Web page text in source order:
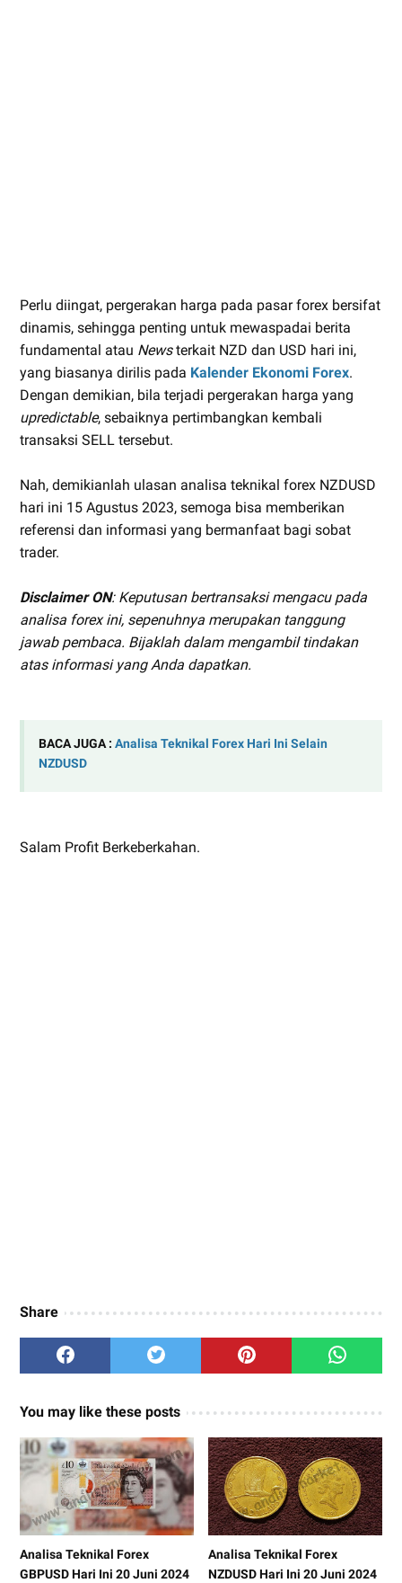
Perlu diingat, pergerakan harga pada pasar forex bersifat
dinamis, sehingga penting untuk mewaspadai berita
fundamental atau Newsterkait NZD dan USD hari ini,
yang biasanya dirilis pada Kalender Ekonomi Forex.
Dengan demikian, bila terjadi pergerakan harga yang
upredictable, sebaiknya pertimbangkan kembali
transaksi SELL tersebut.
Nah, demikianlah ulasan analisa teknikal forex NZDUSD
hari ini 15 Agustus 2023, semoga bisa memberikan
referensi dan informasi yang bermanfaat bagi sobat
trader.
Disclaimer ON: Keputusan bertransaksi mengacu pada
analisa forex ini, sepenuhnya merupakan tanggung
jawab pembaca. Bijaklah dalam mengambil tindakan
atas informasi yang Anda dapatkan.
BACA JUGA : Analisa Teknikal Forex Hari Ini Selain
NZDUSD
Salam Profit Berkeberkahan.
Share
You may like these posts
Analisa Teknikal Forex
GBPUSD Hari Ini 20 Juni 2024
Analisa Teknikal Forex
NZDUSD Hari Ini 20 Juni 2024